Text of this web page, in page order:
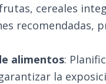
cereales
recomendadas,
alimentos:
la